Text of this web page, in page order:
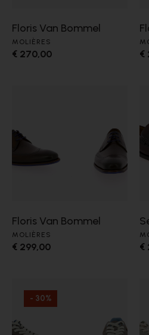
Floris Van Bommel
MOLIÈRES
€ 270,00 €
Floris Van Bommel
MOLIÈRES
€ 299,00 €
- 30%